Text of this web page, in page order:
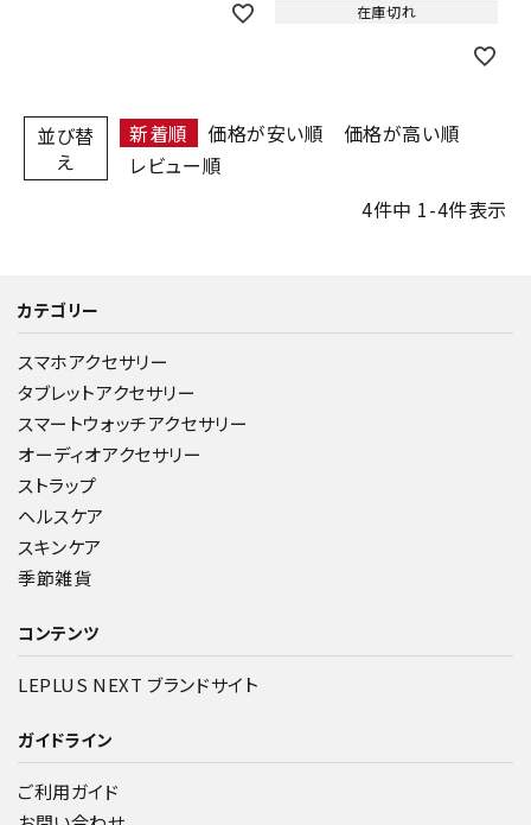
在庫切れ
並び替
え
新着順 価格が安い順
価格が高い順
レビュー順
4件中 1-4件表示
カテゴリー
スマホアクセサリー
タブレットアクセサリー
スマートウォッチアクセサリー
オーディオアクセサリー
ストラップ
ヘルスケア
スキンケア
季節雑貨
コンテンツ
LEPLUS NEXT ブランドサイト
ガイドライン
ご利用ガイド